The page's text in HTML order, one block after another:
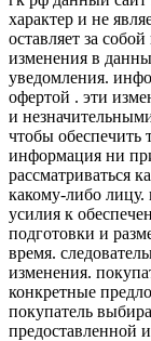
характер и не
оставляет за
изменения в
уведомления.
офертой . эти
и
чтобы обеспечить
информация ни
рассматриваться
какому-либо
усилия к
подготовки и
время.
изменения.
конкретные
покупатель
предоставленной